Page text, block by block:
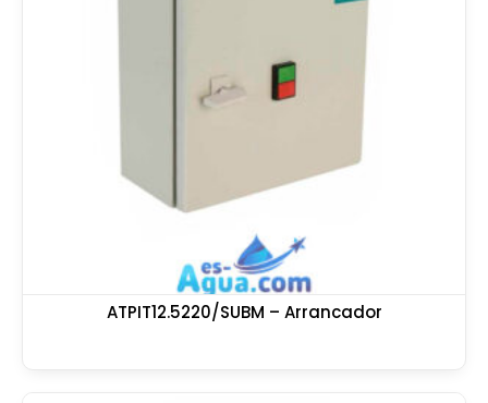
ATPIT12.5220/SUBM – Arrancador